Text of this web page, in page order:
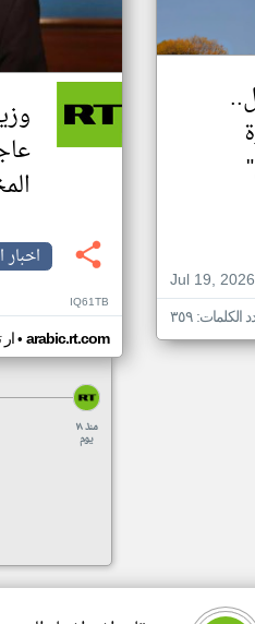
Jul 19, 2026
الكلمات: ٣٥٩
IQ61TB
• arabic.rt.com
منذ ١٨
يوم